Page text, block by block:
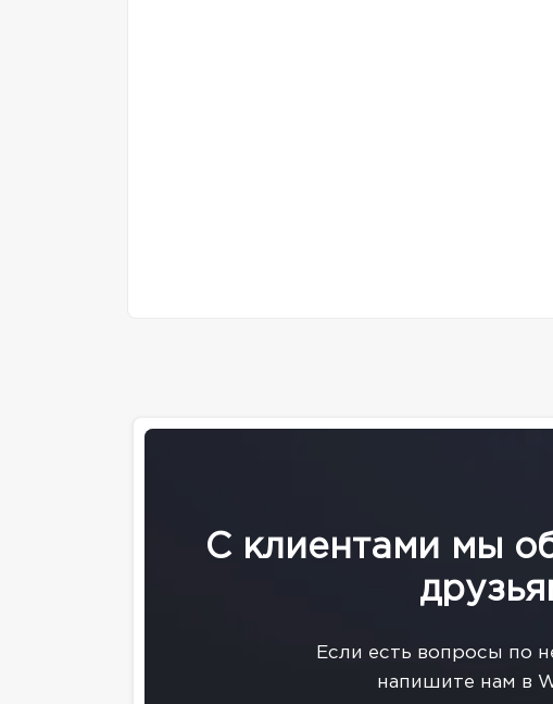
С клиентами мы
Eсли есть вопросы по
напишите нам в